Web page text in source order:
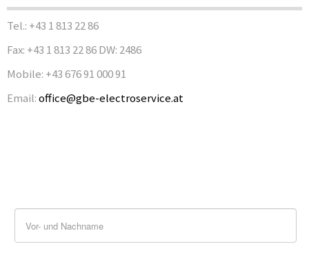
Tel.: +43 1 813 22 86
Fax: +43 1 813 22 86 DW: 2486
Mobile: +43 676 91 000 91
Email:office@gbe-electroservice.at